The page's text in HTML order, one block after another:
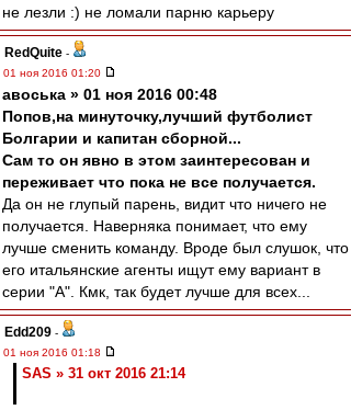
не лезли :) не ломали парню карьеру
RedQuite -
01 ноя 2016 01:20
авоська » 01 ноя 2016 00:48
Попов,на минуточку,лучший футболист
Болгарии и капитан сборной...
Сам то он явно в этом заинтересован и
переживает что пока не все получается.
Да он не глупый парень, видит что ничего не
получается. Наверняка понимает, что ему
лучше сменить команду. Вроде был слушок, что
его итальянские агенты ищут ему вариант в
серии "А". Кмк, так будет лучше для всех...
Edd209 -
01 ноя 2016 01:18
SAS » 31 окт 2016 21:14